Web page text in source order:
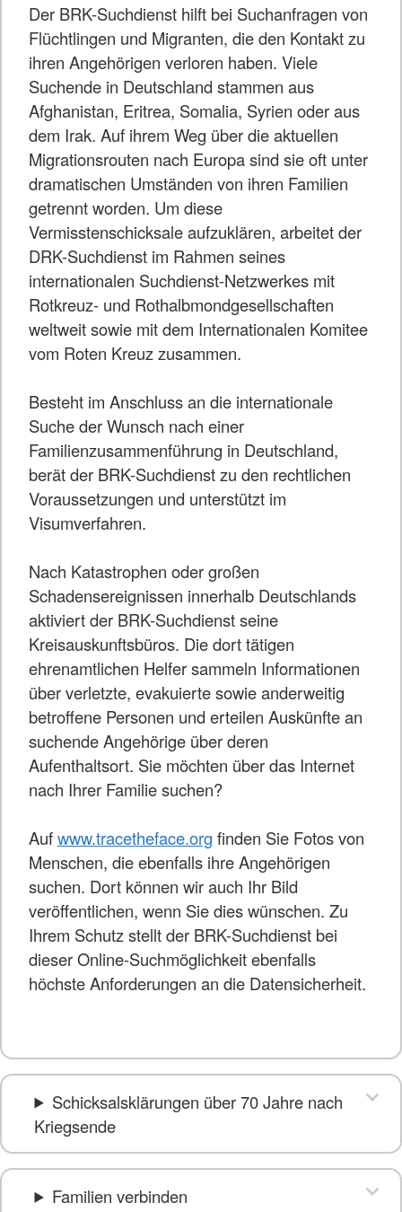
Der BRK-Suchdienst hilft bei Suchanfragen von
Flüchtlingen und Migranten, die den Kontakt zu
ihren Angehörigen verloren haben. Viele
Suchende in Deutschland stammen aus
Afghanistan, Eritrea, Somalia, Syrien oder aus
dem Irak. Auf ihrem Weg über die aktuellen
Migrationsrouten nach Europa sind sie oft unter
dramatischen Umständen von ihren Familien
getrennt worden. Um diese
Vermisstenschicksale aufzuklären, arbeitet der
DRK-Suchdienst im Rahmen seines
internationalen Suchdienst-Netzwerkes mit
Rotkreuz- und Rothalbmondgesellschaften
weltweit sowie mit dem Internationalen Komitee
vom Roten Kreuz zusammen.
Besteht im Anschluss an die internationale
Suche der Wunsch nach einer
Familienzusammenführung in Deutschland,
berät der BRK-Suchdienst zu den rechtlichen
Voraussetzungen und unterstützt im
Visumverfahren.
Nach Katastrophen oder großen
Schadensereignissen innerhalb Deutschlands
aktiviert der BRK-Suchdienst seine
Kreisauskunftsbüros. Die dort tätigen
ehrenamtlichen Helfer sammeln Informationen
über verletzte, evakuierte sowie anderweitig
betroffene Personen und erteilen Auskünfte an
suchende Angehörige über deren
Aufenthaltsort. Sie möchten über das Internet
nach Ihrer Familie suchen?
Aufwww.tracetheface.org finden Sie Fotos von
Menschen, die ebenfalls ihre Angehörigen
suchen. Dort können wir auch Ihr Bild
veröffentlichen, wenn Sie dies wünschen. Zu
Ihrem Schutz stellt der BRK-Suchdienst bei
dieser Online-Suchmöglichkeit ebenfalls
höchste Anforderungen an die Datensicherheit.
Schicksalsklärungen über 70 Jahre nach
Kriegsende
Familien verbinden